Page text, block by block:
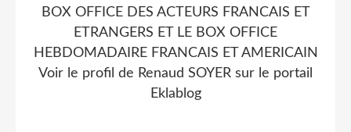
BOX OFFICE DES ACTEURS FRANCAIS ET
ETRANGERS ET LE BOX OFFICE
HEBDOMADAIRE FRANCAIS ET AMERICAIN
Voir le profil de Renaud SOYER sur le portail
Eklablog